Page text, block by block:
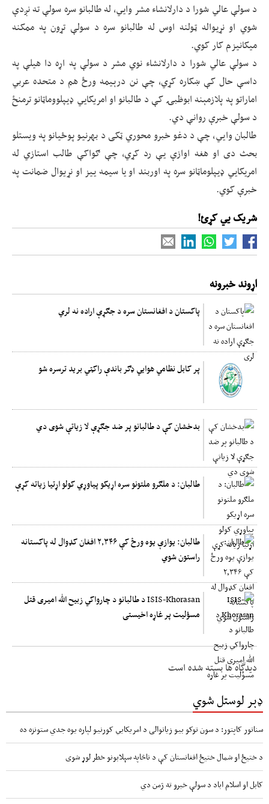
د سولې عالي شورا د دارلانشاء مشر وايي، له طالبانو سره سولې ته نږدې
شوي او نړيواله ټولنه اوس له طالبانو سره د سولې تړون په ممکنه
ميکانیزم کار کوي.
د سولې عالي شورا د دارلانشاء نوي مشر د سولې په اړه دا هيلې په
داسې حال کې ښکاره کړي، چې نن درېيمه ورځ هم د متحده عربي
اماراتو په پلازمېنه ابوظبۍ کې د طالبانو او امریکايي ډيپلووماټانو ترمنځ
د سولې خبرې روانې دي.
طالبان وايي، چې د دغو خبرو محوري ټکی د بهرنيو پوځيانو په ويستلو
بحث دی او هغه اوازې يې رد کړي، چې ګواکې طالب استازي له
امريکايي ډيپلوماټانو سره په اوربند او يا سيمه‌ ييز او نړیوال ضمانت په
خبرې کوي.
شریک یي کړئ!
اړوند خبرونه
پاکستان د افغانستان سره د جګړې اراده نه لري
پر کابل نظامي هوایي ډګر باندې راکټي برید ترسره شو
بدخشان کې د طالبانو پر ضد جګړې لا زیاتې شوی دي
طالبان: د ملګرو ملتونو سره اړیکو پیاوړي کولو اړتیا زیاته کړې
طالبان: یوازې یوه ورځ کې ۲,۳۴۶ افغان کډوال له پاکستانه
راستون شوي
ISIS-Khorasan د طالبانو د چارواکي زبیح الله امیری قتل
مسؤلیت پر غاړه اخیستی
دیدگاه ها بسته شده است
ډېر لوستل شوي
سناتور کاپتور: د سون توکو بیو زیاتوالی د امریکایي کورنیو لپاره یوه جدي ستونزه ده
د ختیځ او شمال ختیځ افغانستان کې د ناڅاپه سېلابونو خطر لوړ شوی
کابل او اسلام اباد د سولې خبرو ته ژمن دي